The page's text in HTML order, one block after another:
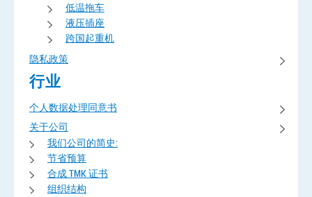
低温拖车
液压插座
跨国起重机
隐私政策
行业
个人数据处理同意书
关于公司
我们公司的简史:
节省预算
合成 TMK 证书
组织结构